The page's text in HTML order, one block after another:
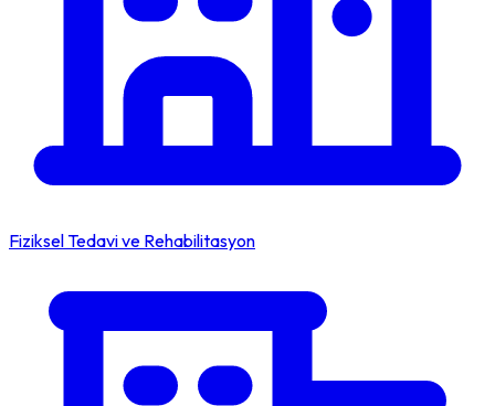
Fiziksel Tedavi ve Rehabilitasyon